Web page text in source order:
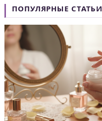
ПОПУЛЯРНЫЕ СТАТЬИ